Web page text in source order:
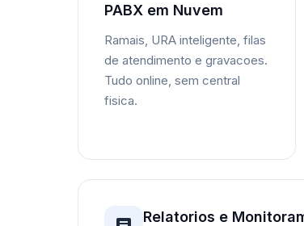
PABX em Nuvem
Ramais, URA inteligente, filas
de atendimento e gravacoes.
Tudo online, sem central
fisica.
Relatorios e